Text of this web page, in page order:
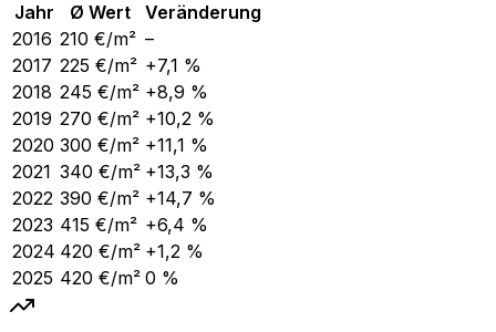
Jahr Ø Wert
Veränderung
2016 210 €/m² –
2017 225 €/m² +7,1 %
2018 245 €/m² +8,9 %
2019 270 €/m² +10,2 %
2020 300 €/m² +11,1 %
2021 340 €/m² +13,3 %
2022 390 €/m² +14,7 %
2023 415 €/m² +6,4 %
2024 420 €/m² +1,2 %
2025 420 €/m² 0 %